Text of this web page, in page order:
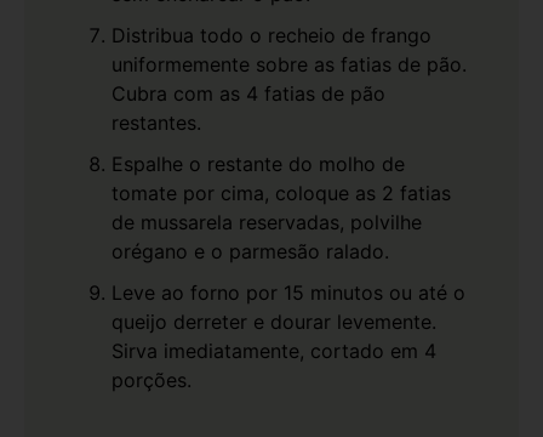
Distribua todo o recheio de frango
uniformemente sobre as fatias de pão.
Cubra com as 4 fatias de pão
restantes.
Espalhe o restante do molho de
tomate por cima, coloque as 2 fatias
de mussarela reservadas, polvilhe
orégano e o parmesão ralado.
Leve ao forno por 15 minutos ou até o
queijo derreter e dourar levemente.
Sirva imediatamente, cortado em 4
porções.